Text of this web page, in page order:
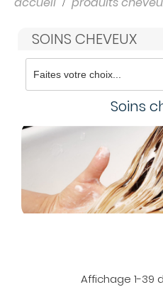
SOINS CHEVEUX
Soins
Affichage 1-39